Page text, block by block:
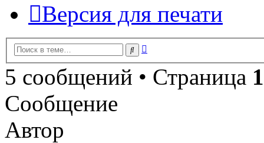
Версия для печати
Поиск
5 сообщений • Страница 1
Сообщение
Автор